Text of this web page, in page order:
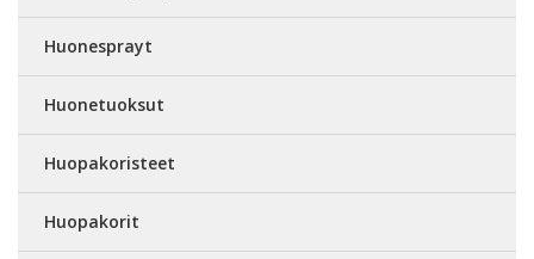
Huonesprayt
Huonetuoksut
Huopakoristeet
Huopakorit